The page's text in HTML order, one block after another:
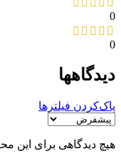
0
0
دیدگاهها
پاک‌کردن فیلترها
هیچ دیدگاهی برای این